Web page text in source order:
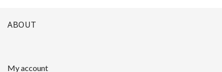
ABOUT
My account